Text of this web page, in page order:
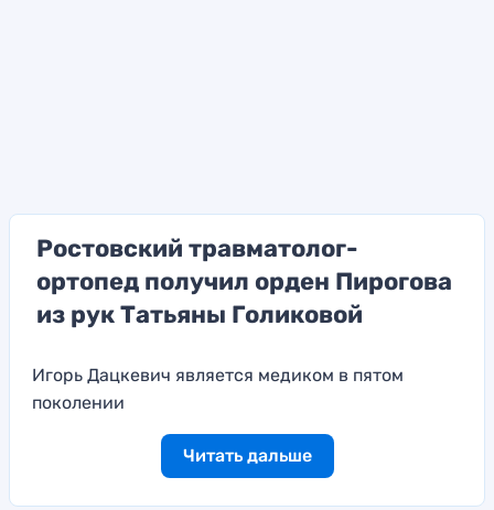
Ростовский травматолог-
ортопед получил орден Пирогова
из рук Татьяны Голиковой
Игорь Дацкевич является медиком в пятом
поколении
Читать дальше